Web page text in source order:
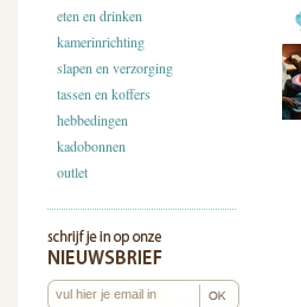
eten en drinken
kamerinrichting
slapen en verzorging
tassen en koffers
hebbedingen
kadobonnen
outlet